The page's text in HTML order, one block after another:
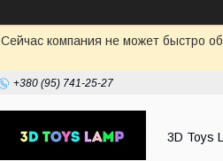
Сейчас компания не может быстро
+380 (95) 741-25-27
3D Toys